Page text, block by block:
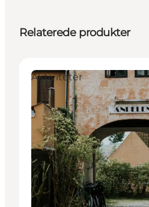
Relaterede produkter
Aktiviteter